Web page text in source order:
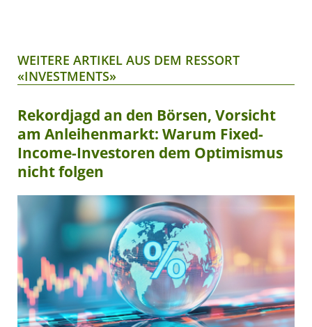
WEITERE ARTIKEL AUS DEM RESSORT
«INVESTMENTS»
Rekordjagd an den Börsen, Vorsicht
am Anleihenmarkt: Warum Fixed-
Income-Investoren dem Optimismus
nicht folgen